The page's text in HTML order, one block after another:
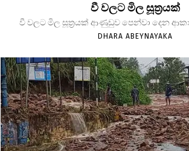
වී වලට මිල සූත්‍රයක්
වී වලට මිල සූත්‍රයක් ආණුඩුව පෙන්වා දෙන
DHARA ABEYNAYAKA